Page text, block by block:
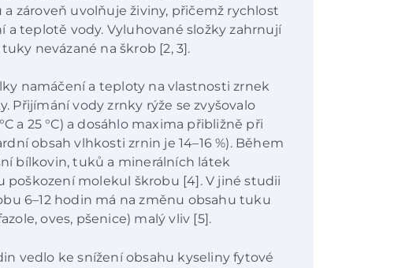
zároveň uvolňuje živiny, přičemž rychlost
a teplotě vody. Vyluhované složky zahrnují
nevázané na škrob [2, 3].
namáčení a teploty na vlastnosti zrnek
Přijímání vody zrnky rýže se zvyšovalo
a 25 °C) a dosáhlo maxima přibližně při
obsah vlhkosti zrnin je 14–16 %). Během
bílkovin, tuků a minerálních látek
poškození molekul škrobu [4]. V jiné studii
6–12 hodin má na změnu obsahu tuku
oves, pšenice) malý vliv [5].
vedlo ke snížení obsahu kyseliny fytové